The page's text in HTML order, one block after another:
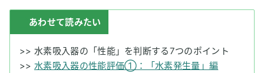
あわせて読みたい
>> 水素吸入器の「性能」を判断する7つのポイント
>> 水素吸入器の性能評価①：「水素発生量」編